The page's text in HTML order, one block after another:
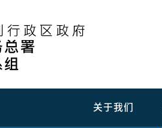
关于我们